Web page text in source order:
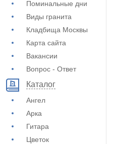
Поминальные дни
Виды гранита
Кладбища Москвы
Карта сайта
Вакансии
Вопрос - Ответ
Каталог
Ангел
Арка
Гитара
Цветок